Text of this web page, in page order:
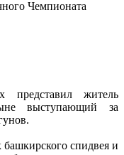
представил житель
выступающий за
спидвея и